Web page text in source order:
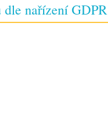
dle nařízení GDPR